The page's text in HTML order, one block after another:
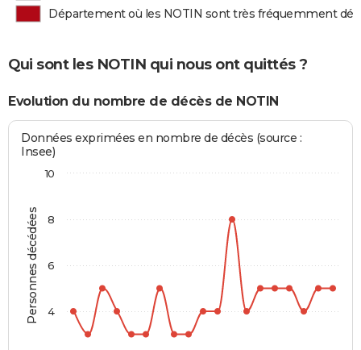
Département où les NOTIN sont très fréquemment
Qui sont les NOTIN qui nous ont quittés ?
Evolution du nombre de décès de NOTIN
Personnes décédées
Données exprimées en nombre de décès (source :
Insee)
4
6
8
10